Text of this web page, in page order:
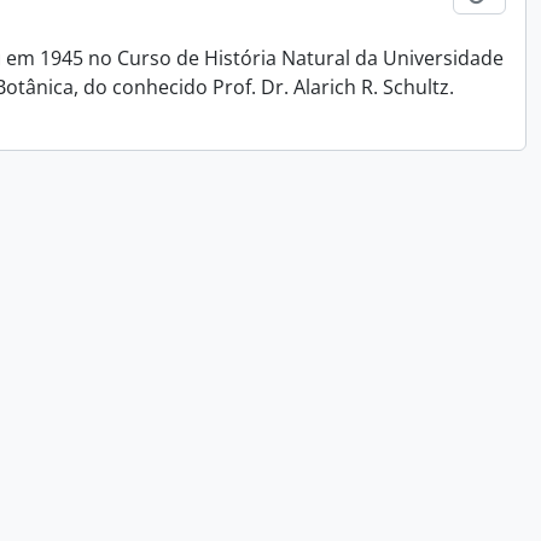
1945 no Curso de História Natural da Universidade
do conhecido Prof. Dr. Alarich R. Schultz.